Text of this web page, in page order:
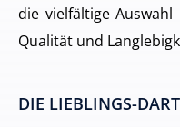
die vielfältige
Qualität und
DIE LIEBLINGS-